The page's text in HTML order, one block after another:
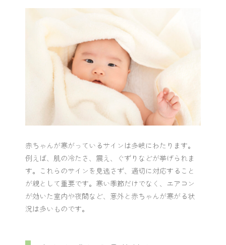
赤ちゃんが寒がっているサインは多岐にわたります。
例えば、肌の冷たさ、震え、ぐずりなどが挙げられま
す。これらのサインを見逃さず、適切に対応すること
が親として重要です。寒い季節だけでなく、エアコン
が効いた室内や夜間など、意外と赤ちゃんが寒がる状
況は多いものです。